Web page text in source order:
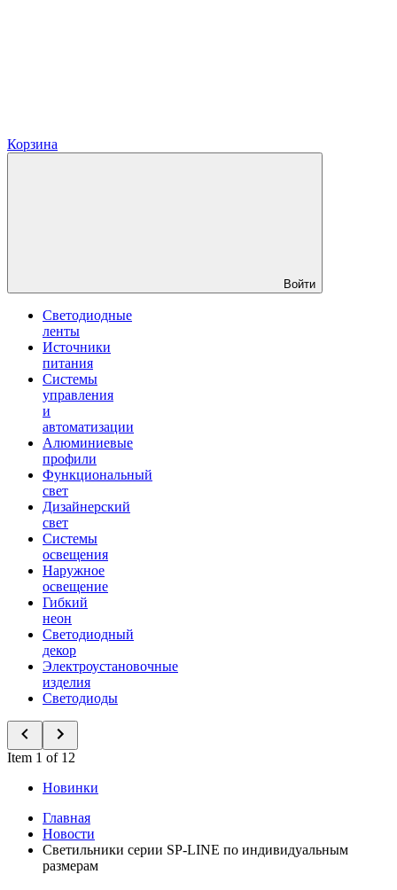
Корзина
Войти
Светодиодные
ленты
Источники
питания
Системы
управления
и
автоматизации
Алюминиевые
профили
Функциональный
свет
Дизайнерский
свет
Системы
освещения
Наружное
освещение
Гибкий
неон
Светодиодный
декор
Электроустановочные
изделия
Светодиоды
Item 1 of 12
Новинки
Главная
Новости
Светильники серии SP-LINE по индивидуальным
размерам